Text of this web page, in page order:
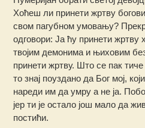
Хоћеш ли принети жртву
свом пагубном умовању?
одговори: Ја ћу принети
твојим демонима и њиховим
принети жртву. Што се пак
то знај поуздано да Бог мој,
нареди им да умру а не ја.
јер ти је остало још мало да
постићи.